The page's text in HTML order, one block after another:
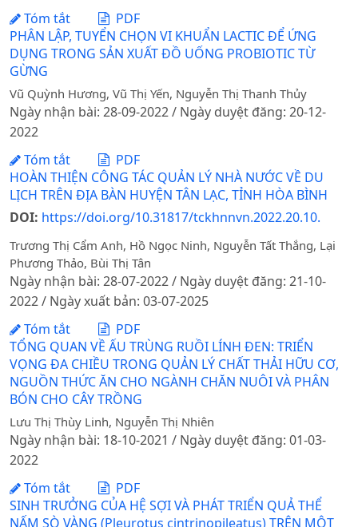
Tóm tắt
PDF
PHÂN LẬP, TUYỂN CHỌN VI KHUẨN LACTIC ĐỂ ỨNG
DỤNG TRONG SẢN XUẤT ĐỒ UỐNG PROBIOTIC TỪ
GỪNG
Vũ Quỳnh Hương, Vũ Thị Yến, Nguyễn Thị Thanh Thủy
Ngày nhận bài: 28-09-2022 / Ngày duyệt đăng: 20-12-
2022
Tóm tắt
PDF
HOÀN THIỆN CÔNG TÁC QUẢN LÝ NHÀ NƯỚC VỀ DU
LỊCH TRÊN ĐỊA BÀN HUYỆN TÂN LẠC, TỈNH HÒA BÌNH
DOI: https://doi.org/10.31817/tckhnnvn.2022.20.10.
Trương Thị Cẩm Anh, Hồ Ngọc Ninh, Nguyễn Tất Thắng, Lại
Phương Thảo, Bùi Thị Tân
Ngày nhận bài: 28-07-2022 / Ngày duyệt đăng: 21-10-
2022 / Ngày xuất bản: 03-07-2025
Tóm tắt
PDF
TỔNG QUAN VỀ ẤU TRÙNG RUỒI LÍNH ĐEN: TRIỂN
VỌNG ĐA CHIỀU TRONG QUẢN LÝ CHẤT THẢI HỮU CƠ,
NGUỒN THỨC ĂN CHO NGÀNH CHĂN NUÔI VÀ PHÂN
BÓN CHO CÂY TRỒNG
Lưu Thị Thùy Linh, Nguyễn Thị Nhiên
Ngày nhận bài: 18-10-2021 / Ngày duyệt đăng: 01-03-
2022
Tóm tắt
PDF
SINH TRƯỞNG CỦA HỆ SỢI VÀ PHÁT TRIỂN QUẢ THỂ
NẤM SÒ VÀNG (Pleurotus cintrinopileatus) TRÊN MỘT